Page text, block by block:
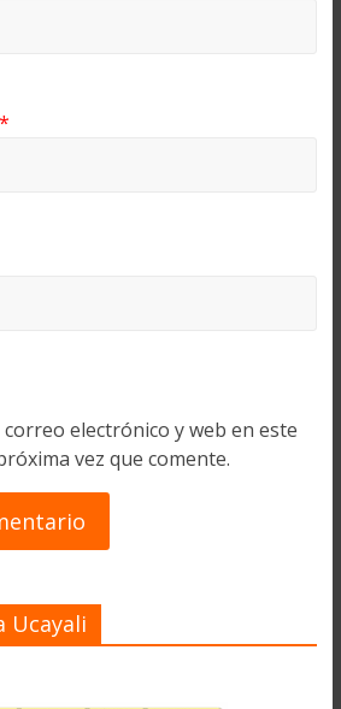
*
electrónico y web en este
vez que comente.
Ucayali